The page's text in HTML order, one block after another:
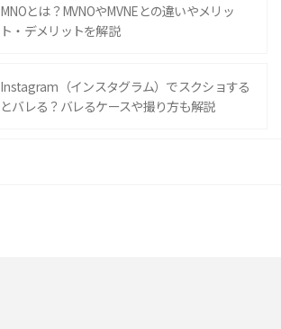
MNOとは？MVNOやMVNEとの違いやメリッ
ト・デメリットを解説
Instagram（インスタグラム）でスクショする
とバレる？バレるケースや撮り方も解説